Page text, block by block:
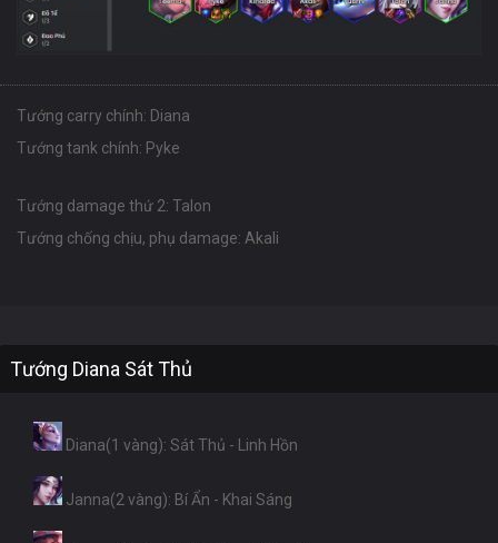
Tướng carry chính: Diana
Tướng tank chính: Pyke
Tướng damage thứ 2: Talon
Tướng chống chịu, phụ damage: Akali
Tướng Diana Sát Thủ
Diana(1 vàng): Sát Thủ - Linh Hồn
Janna(2 vàng): Bí Ẩn - Khai Sáng